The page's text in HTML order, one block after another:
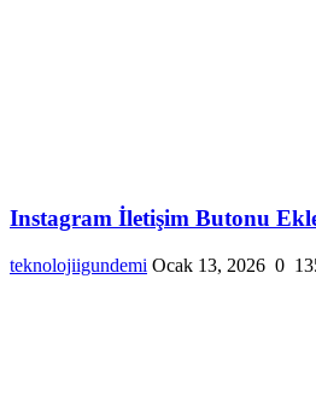
Instagram İletişim Butonu
teknolojiigundemi Ocak 13, 2026 0